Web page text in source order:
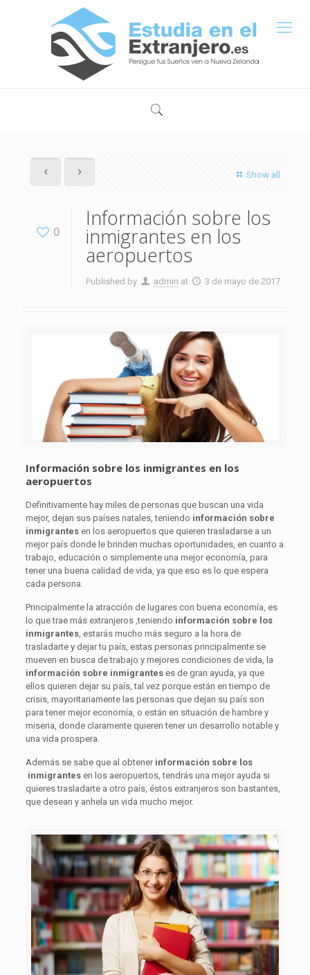
Show all
0
Información sobre los
inmigrantes en los
aeropuertos
Published by admin at 3 de mayo de 2017
Información sobre los inmigrantes en los
aeropuertos
Definitivamente hay miles de personas que buscan una vida
mejor, dejan sus países natales, teniendo información sobre
inmigrantes en los aeropuertos que quieren trasladarse a un
mejor país donde le brinden muchas oportunidades, en cuanto a
trabajo, educación o simplemente una mejor economía, para
tener una buena calidad de vida, ya que eso es lo que espera
cada persona.
Principalmente la atracción de lugares con buena economía, es
lo que trae más extranjeros ,teniendo información sobre los
inmigrantes, estarás mucho más seguro a la hora de
trasladarte y dejar tu país, estas personas principalmente se
mueven en busca de trabajo y mejores condiciones de vida, la
información sobre inmigrantes es de gran ayuda, ya que
ellos quieren dejar su país, tal vez porque están en tiempo de
crisis, mayoritariamente las personas que dejan su país son
para tener mejor economía, o están en situación de hambre y
miseria, donde claramente quieren tener un desarrollo notable y
una vida prospera.
Además se sabe que al obtener información sobre los
inmigrantes en los aeropuertos, tendrás una mejor ayuda si
quieres trasladarte a otro país, éstos extranjeros son bastantes,
que desean y anhela un vida mucho mejor.